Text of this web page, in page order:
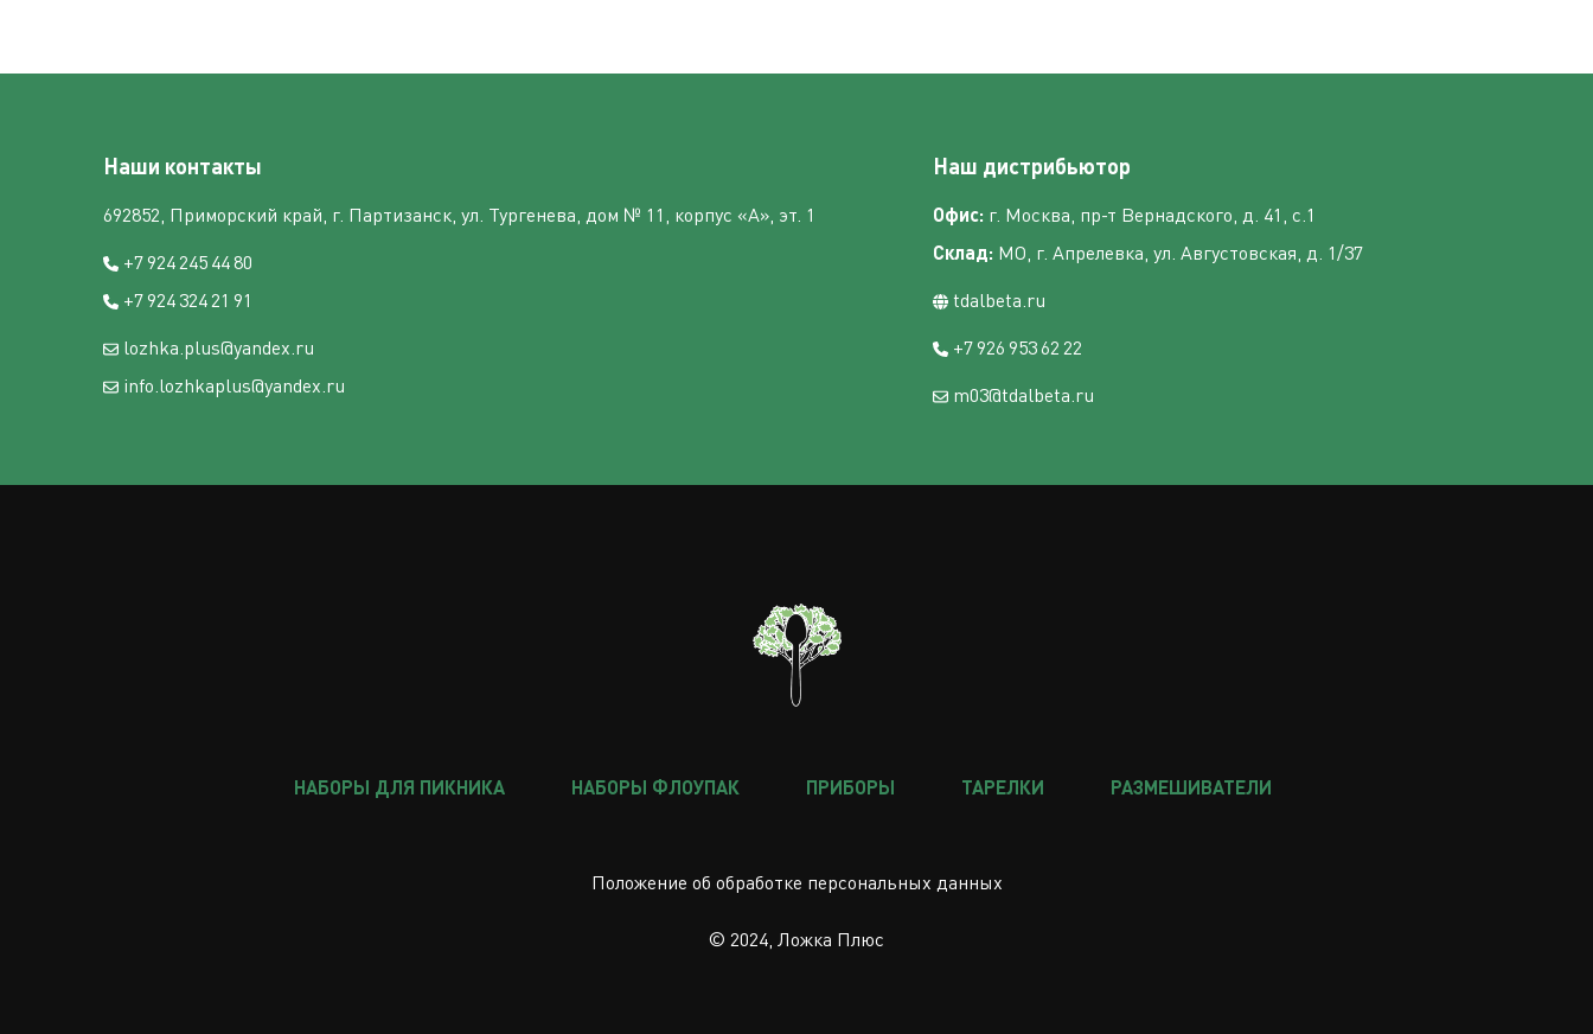
Наши контакты
692852, Приморский край, г. Партизанск, ул. Тургенева, дом № 11, корпус «А», эт. 1
+7 924 245 44 80
+7 924 324 21 91
lozhka.plus@yandex.ru
info.lozhkaplus@yandex.ru
Наш дистрибьютор
Офис: г. Москва, пр-т Вернадского, д. 41, с.1
Склад: МО, г. Апрелевка, ул. Августовская, д. 1/37
tdalbeta.ru
+7 926 953 62 22
m03@tdalbeta.ru
НАБОРЫ ДЛЯ ПИКНИКА НАБОРЫ ФЛОУПАК ПРИБОРЫ ТАРЕЛКИ РАЗМЕШИВАТЕЛИ
Положение об обработке персональных данных
© 2024, Ложка Плюс